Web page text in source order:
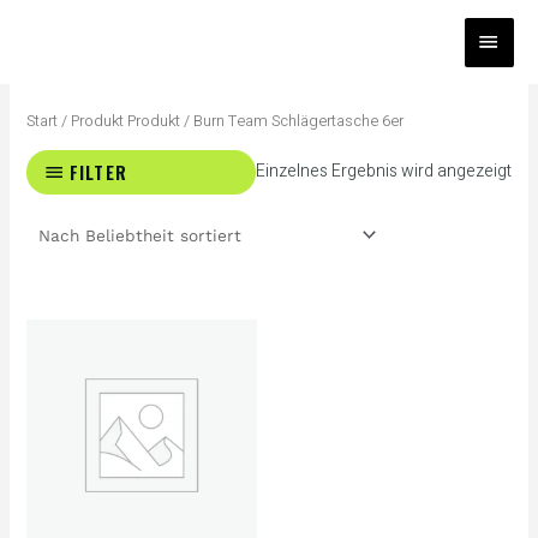
Start/ Produkt Produkt / Burn Team Schlägertasche 6er
FILTER Einzelnes Ergebnis wird angezeigt